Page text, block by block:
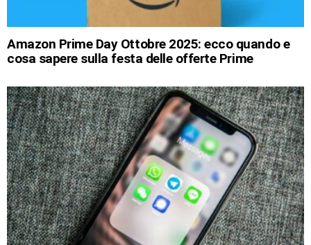
Amazon Prime Day Ottobre 2025: ecco quando e
cosa sapere sulla festa delle offerte Prime